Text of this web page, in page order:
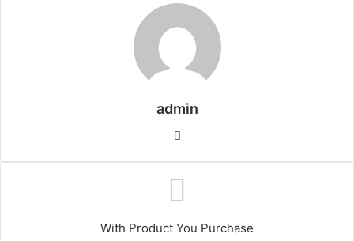
l
admin
t
With Product You Purchase